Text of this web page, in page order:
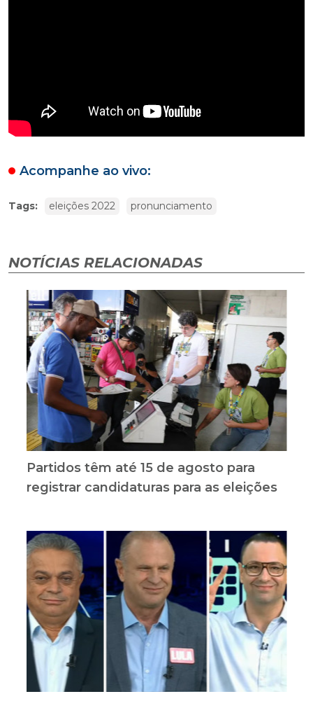
Acompanhe ao vivo:
Tags: eleições 2022 pronunciamento
NOTÍCIAS RELACIONADAS
Partidos têm até 15 de agosto para
registrar candidaturas para as eleições